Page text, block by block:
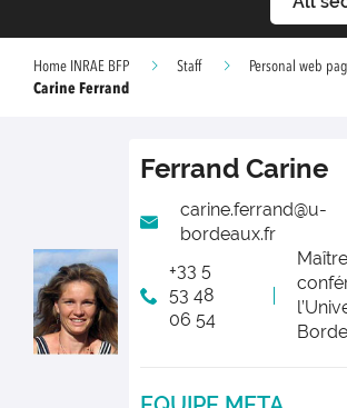
Home INRAE BFP Staff
Personal web
Carine Ferrand
Ferrand Carine
carine.ferrand@u-
bordeaux.fr
+33 5
53 48
06 54